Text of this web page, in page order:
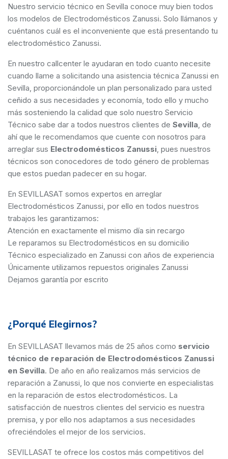
Nuestro servicio técnico en Sevilla conoce muy bien todos
los modelos de Electrodomésticos Zanussi. Solo llámanos y
cuéntanos cuál es el inconveniente que está presentando tu
electrodoméstico Zanussi.
En nuestro callcenter le ayudaran en todo cuanto necesite
cuando llame a solicitando una asistencia técnica Zanussi en
Sevilla, proporcionándole un plan personalizado para usted
ceñido a sus necesidades y economía, todo ello y mucho
más sosteniendo la calidad que solo nuestro Servicio
Técnico sabe dar a todos nuestros clientes de Sevilla, de
ahí que le recomendamos que cuente con nosotros para
arreglar sus Electrodomésticos Zanussi, pues nuestros
técnicos son conocedores de todo género de problemas
que estos puedan padecer en su hogar.
En SEVILLASAT somos expertos en arreglar
Electrodomésticos Zanussi, por ello en todos nuestros
trabajos les garantizamos:
Atención en exactamente el mismo día sin recargo
Le reparamos su Electrodomésticos en su domicilio
Técnico especializado en Zanussi con años de experiencia
Únicamente utilizamos repuestos originales Zanussi
Dejamos garantía por escrito
¿Porqué Elegirnos?
En SEVILLASAT llevamos más de 25 años como servicio
técnico de reparación de Electrodomésticos Zanussi
en Sevilla. De año en año realizamos más servicios de
reparación a Zanussi, lo que nos convierte en especialistas
en la reparación de estos electrodomésticos. La
satisfacción de nuestros clientes del servicio es nuestra
premisa, y por ello nos adaptamos a sus necesidades
ofreciéndoles el mejor de los servicios.
SEVILLASAT te ofrece los costos más competitivos del